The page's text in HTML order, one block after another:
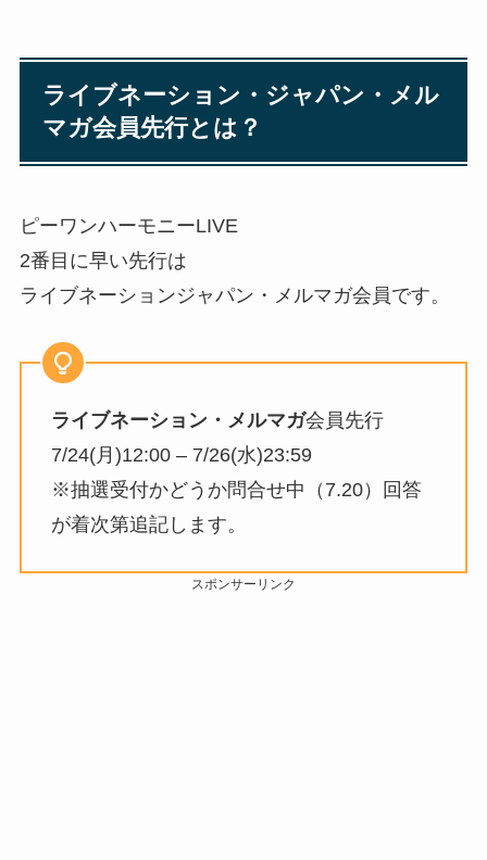
ライブネーション・ジャパン・メル
マガ会員先行とは？
ピーワンハーモニーLIVE
2番目に早い先行は
ライブネーションジャパン・メルマガ会員です。
ライブネーション・メルマガ会員先行
7/24(月)12:00 – 7/26(水)23:59
※抽選受付かどうか問合せ中（7.20）回答
が着次第追記します。
スポンサーリンク